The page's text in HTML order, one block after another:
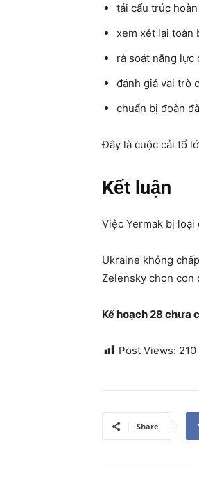
tái cấu trúc
xem xét lại toàn
rà soát năng lực
đánh giá vai trò
chuẩn bị đoàn
Đây là cuộc cải tổ
Kết luận
Việc Yermak bị
Ukraine không
Zelensky chọn con
Kế hoạch 28 chưa
Post Views: 210
Share